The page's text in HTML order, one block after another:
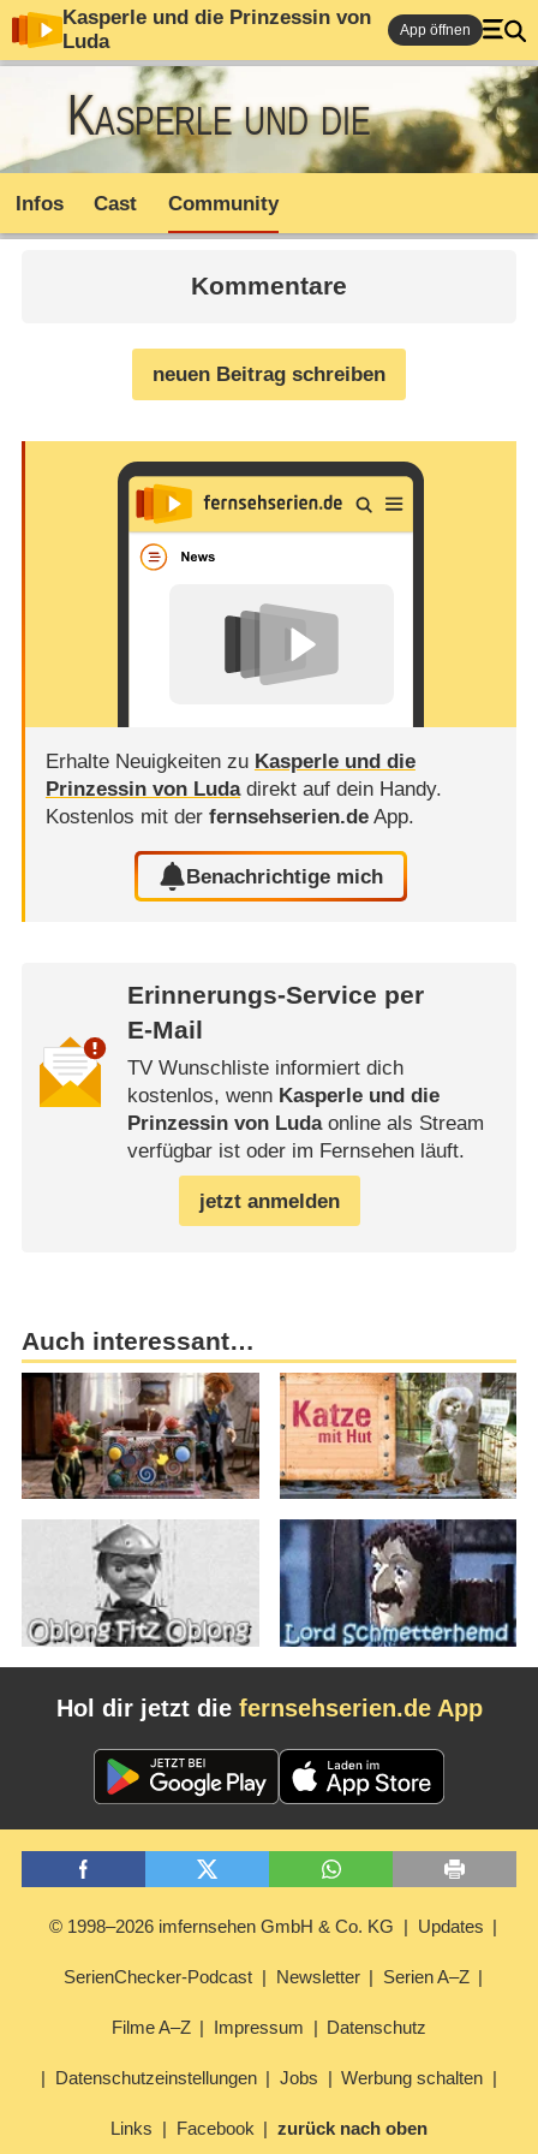
Kasperle und die Prinzessin von
Luda
App öffnen
Kasperle und die
Prinzessin von Luda
Infos Cast Community
Kommentare
neuen Beitrag schreiben
Erhalte Neuigkeiten zu Kasperle und die
Prinzessin von Ludadirekt auf dein Handy.
Kostenlos mit der fernsehserien.deApp.
Benachrichtige mich
Erinnerungs-Service per
E-Mail
TV Wunschliste informiert dich
kostenlos, wenn Kasperle und die
Prinzessin von Ludaonline als Stream
verfügbar ist oder im Fernsehen läuft.
jetzt anmelden
Auch interessant…
Hol dir jetzt die fernsehserien.de App
© 1998–2026 imfernsehen GmbH & Co. KG Updates
SerienChecker-Podcast Newsletter Serien A–Z
Filme A–Z Impressum Datenschutz
Datenschutzeinstellungen Jobs Werbung schalten
Links Facebook zurück nach oben